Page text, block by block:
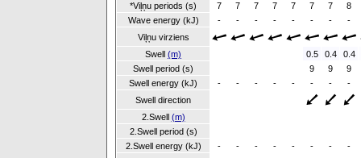
*Viļņu periods (s)
7 7 7 7 7 7 7
8
Wave energy (kJ)
- - - - - - -
-
Viļņu virziens
Swell (m) 0.5 0.4
0.4
Swell period (s)
9 9
9
Swell energy (kJ)
- - - - - - -
-
Swell direction
2.Swell (m)
2.Swell period (s)
2.Swell energy (kJ)
- - - - - - -
-